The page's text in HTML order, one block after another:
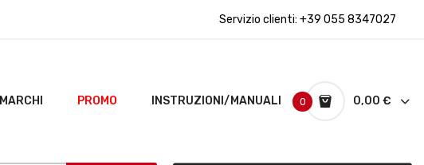
Servizio clienti: +39 055 8347027
MARCHI PROMO INSTRUZIONI/MANUALI 0 0,00 €